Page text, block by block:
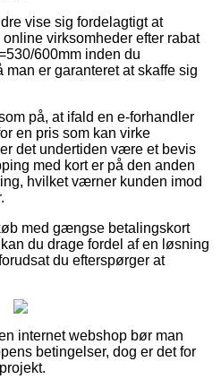
vise sig fordelagtigt at
virksomheder efter rabat
600mm inden du
er garanteret at skaffe sig
på, at ifald en e-forhandler
en pris som kan virke
det undertiden være et bevis
med kort er på den anden
hvilket værner kunden imod
med gængse betalingskort
du drage fordel af en løsning
du efterspørger at
internet webshop bør man
betingelser, dog er det for